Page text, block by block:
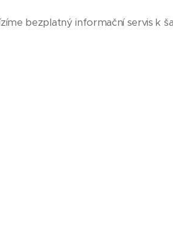
bezplatný informační servis k